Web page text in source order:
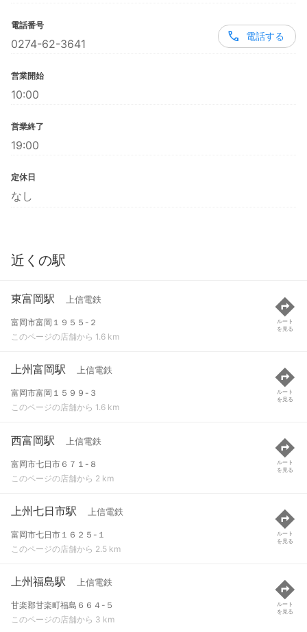
電話番号
0274-62-3641
電話する
営業開始
10:00
営業終了
19:00
定休日
なし
近くの駅
東富岡駅 上信電鉄
富岡市富岡１９５５-２
このページの店舗から 1.6 km
ルート
を見る
上州富岡駅 上信電鉄
富岡市富岡１５９９-３
このページの店舗から 1.6 km
ルート
を見る
西富岡駅 上信電鉄
富岡市七日市６７１-８
このページの店舗から 2 km
ルート
を見る
上州七日市駅 上信電鉄
富岡市七日市１６２５-１
このページの店舗から 2.5 km
ルート
を見る
上州福島駅 上信電鉄
甘楽郡甘楽町福島６６４-５
このページの店舗から 3 km
ルート
を見る